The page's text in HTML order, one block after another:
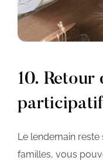
10. Retour
participatif
Le lendemain
familles, vous